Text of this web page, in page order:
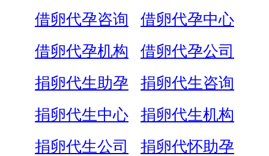
借卵代孕咨询
借卵代孕中心
借卵代孕机构
借卵代孕公司
捐卵代生助孕
捐卵代生咨询
捐卵代生中心
捐卵代生机构
捐卵代生公司
捐卵代怀助孕